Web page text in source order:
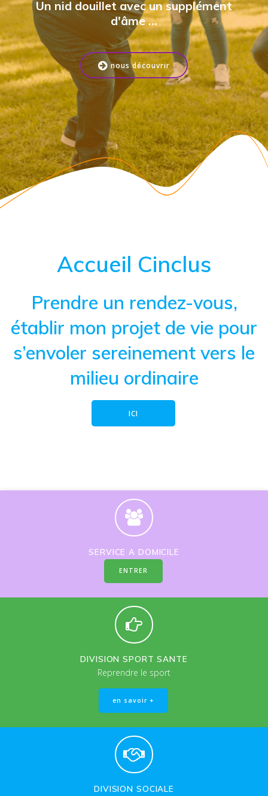
Un nid douillet avec un supplément
d'âme ...
nous découvrir
Accueil Cinclus
Prendre un rendez-vous,
établir mon projet de vie︎ pour
s’envoler sereinement vers le
milieu ordinaire
ICI
SERVICE A DOMICILE
ENTRER
DIVISION SPORT SANTE
Reprendre le sport
en savoir +
DIVISION SOCIALE